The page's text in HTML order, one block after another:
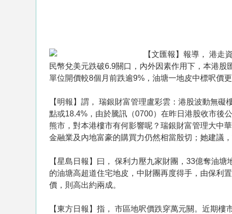
【文匯報】報導， 港走
民幣兌美元跌破6.9關口，內外因素作用下，本港
單位開價較8個月前跌逾9%，油塘一地皮中標呎價
【明報】謂， 瑞銀財富管理盧彩雲：港股波動無
點或18.4%，由於騰訊（0700）在昨日港股收市後
熊市，對本港樓市有何影響呢？瑞銀財富管理大中
金融業及內地富豪的購買力仍然相當殷切；她建議
【星島日報】曰， 保利力壓九家財團，33億奪油
的油塘高超道住宅地皮，中財團再度得手，由保利
價，則高出約兩成。
【東方日報】指， 市區地呎價跌穿萬元關。近期